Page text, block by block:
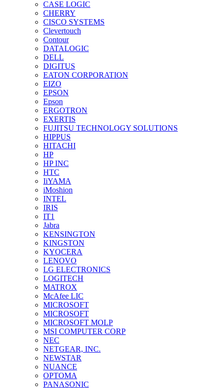
CASE LOGIC
CHERRY
CISCO SYSTEMS
Clevertouch
Contour
DATALOGIC
DELL
DIGITUS
EATON CORPORATION
EIZO
EPSON
Epson
ERGOTRON
EXERTIS
FUJITSU TECHNOLOGY SOLUTIONS
HIPPUS
HITACHI
HP
HP INC
HTC
IiYAMA
iMoshion
INTEL
IRIS
IT1
Jabra
KENSINGTON
KINGSTON
KYOCERA
LENOVO
LG ELECTRONICS
LOGITECH
MATROX
McAfee LIC
MICROSOFT
MICROSOFT
MICROSOFT MOLP
MSI COMPUTER CORP
NEC
NETGEAR, INC.
NEWSTAR
NUANCE
OPTOMA
PANASONIC